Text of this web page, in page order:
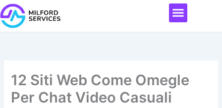
Skip
to
content
Menu
12 Siti Web Come Omegle
Per Chat Video Casuali